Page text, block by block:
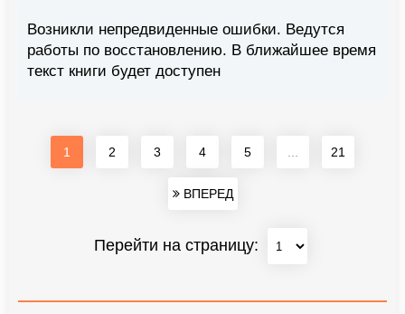
Возникли непредвиденные ошибки. Ведутся
работы по восстановлению. В ближайшее время
текст книги будет доступен
1 2 3 4 5 21
ВПЕРЕД
Перейти на страницу: